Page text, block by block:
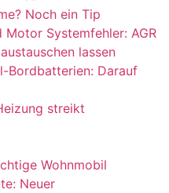
Noch ein Tip
Motor Systemfehler: AGR
lassen
Bordbatterien: Darauf
streikt
Wohnmobil
Neuer